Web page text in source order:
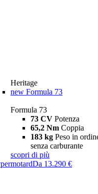
Heritage
new Formula 73
Formula 73
73 CV Potenza
65,2 Nm Coppia
183 kg Peso in
senza carburante
scopri di più
Da 13.290 €